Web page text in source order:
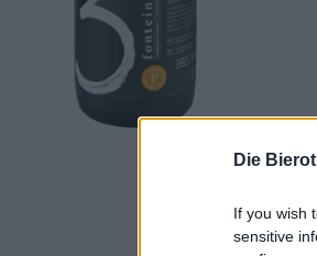
Die
If you wish
sensitive